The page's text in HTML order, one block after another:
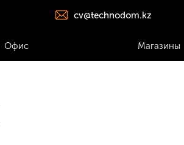
cv@technodom.kz
Офис Магазины